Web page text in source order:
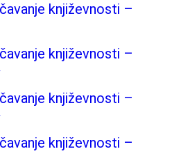
književnosti –
književnosti –
književnosti –
književnosti –